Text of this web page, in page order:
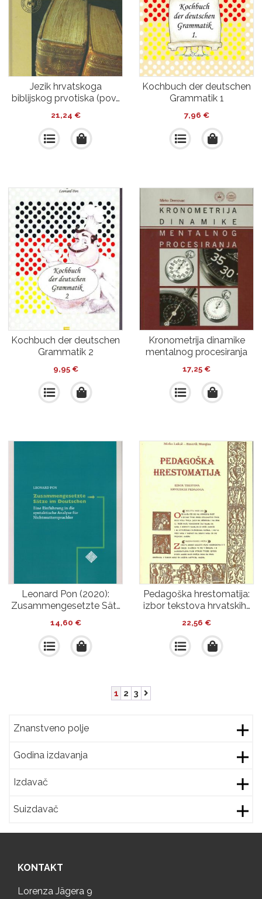
Jezik hrvatskoga
biblijskog prvotiska (pov…
21,24 €
Kochbuch der deutschen
Grammatik 1
7,96 €
Kochbuch der deutschen
Grammatik 2
9,95 €
Kronometrija dinamike
mentalnog procesiranja
17,25 €
Leonard Pon (2020):
Zusammengesetzte Sät…
14,60 €
Pedagoška hrestomatija:
izbor tekstova hrvatskih…
22,56 €
1 2 3
Znanstveno polje
Godina izdavanja
Izdavač
Suizdavač
KONTAKT
Lorenza Jägera 9